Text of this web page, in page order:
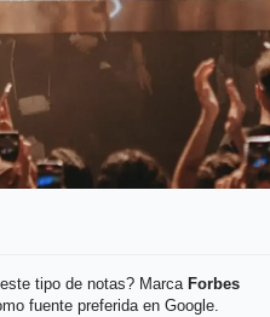
tipo de notas? Marca Forbes
fuente preferida en Google.